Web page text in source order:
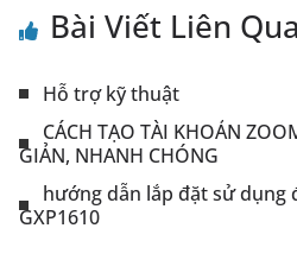
Bài Viết Liên
Hỗ trợ kỹ thuật
CÁCH TẠO TÀI KHOẢN
GIẢN, NHANH CHÓNG
hướng dẫn lắp đặt sử dụng
GXP1610